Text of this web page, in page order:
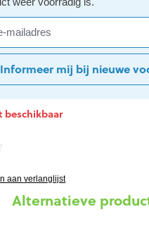
Informeer mij bij nieuwe
beschikbaar
aan verlanglijst
Alternatieve